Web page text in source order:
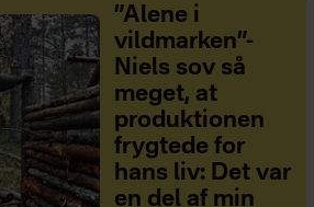
”Alene i
vildmarken”-
Niels sov så
meget, at
produktionen
frygtede for
hans liv: Det var
en del af min